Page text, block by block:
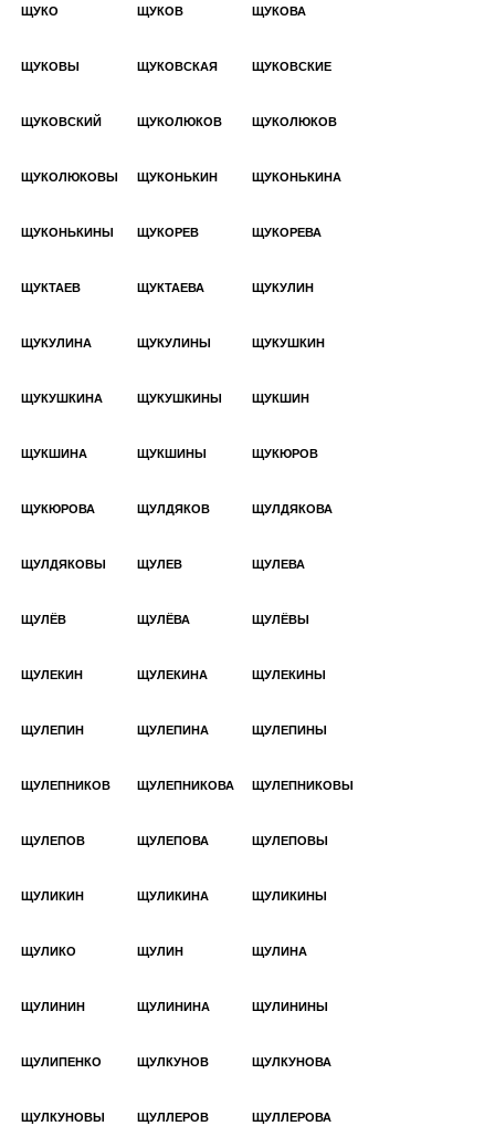
ЩУКО ЩУКОВ ЩУКОВА
ЩУКОВЫ ЩУКОВСКАЯ ЩУКОВСКИЕ
ЩУКОВСКИЙ ЩУКОЛЮКОВ ЩУКОЛЮКОВ
ЩУКОЛЮКОВЫ ЩУКОНЬКИН ЩУКОНЬКИНА
ЩУКОНЬКИНЫ ЩУКОРЕВ ЩУКОРЕВА
ЩУКТАЕВ ЩУКТАЕВА ЩУКУЛИН
ЩУКУЛИНА ЩУКУЛИНЫ ЩУКУШКИН
ЩУКУШКИНА ЩУКУШКИНЫ ЩУКШИН
ЩУКШИНА ЩУКШИНЫ ЩУКЮРОВ
ЩУКЮРОВА ЩУЛДЯКОВ ЩУЛДЯКОВА
ЩУЛДЯКОВЫ ЩУЛЕВ ЩУЛЕВА
ЩУЛЁВ ЩУЛЁВА ЩУЛЁВЫ
ЩУЛЕКИН ЩУЛЕКИНА ЩУЛЕКИНЫ
ЩУЛЕПИН ЩУЛЕПИНА ЩУЛЕПИНЫ
ЩУЛЕПНИКОВ ЩУЛЕПНИКОВА ЩУЛЕПНИКОВЫ
ЩУЛЕПОВ ЩУЛЕПОВА ЩУЛЕПОВЫ
ЩУЛИКИН ЩУЛИКИНА ЩУЛИКИНЫ
ЩУЛИКО ЩУЛИН ЩУЛИНА
ЩУЛИНИН ЩУЛИНИНА ЩУЛИНИНЫ
ЩУЛИПЕНКО ЩУЛКУНОВ ЩУЛКУНОВА
ЩУЛКУНОВЫ ЩУЛЛЕРОВ ЩУЛЛЕРОВА